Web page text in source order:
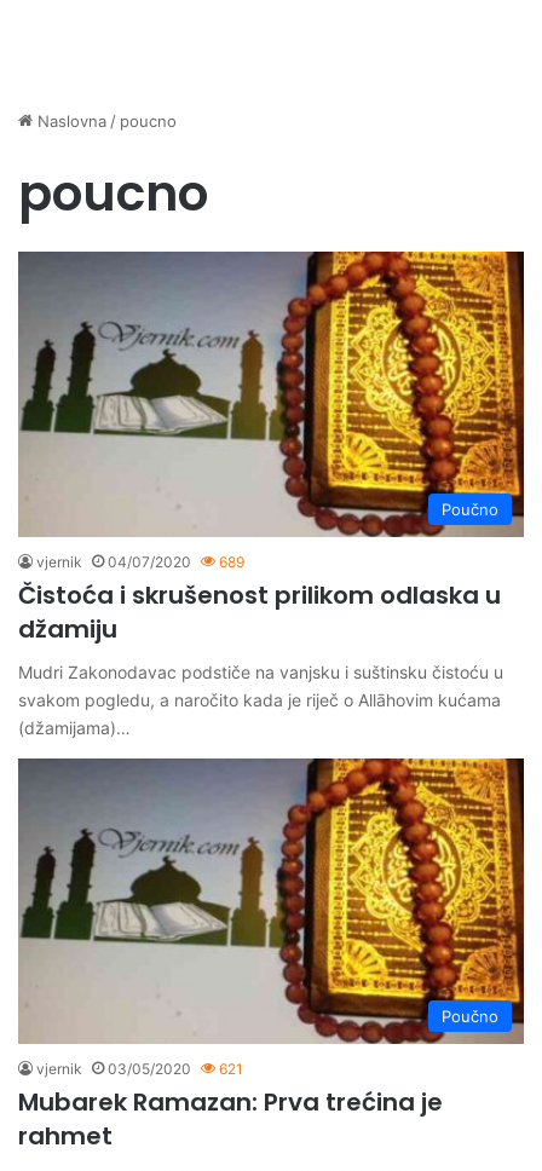
Naslovna / poucno
poucno
Poučno
vjernik 04/07/2020 689
Čistoća i skrušenost prilikom odlaska u
džamiju
Mudri Zakonodavac podstiče na vanjsku i suštinsku čistoću u
svakom pogledu, a naročito kada je riječ o Allāhovim kućama
(džamijama)…
Poučno
vjernik 03/05/2020 621
Mubarek Ramazan: Prva trećina je
rahmet